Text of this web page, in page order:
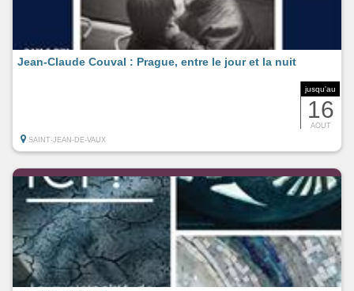
jusqu'au
16
AOUT
Jean-Claude Couval : Prague, entre le jour et la nuit
SAINT-JEAN-DE-VAUX